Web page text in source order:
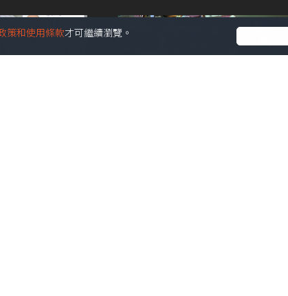
策和使用條款才可繼續瀏覽。